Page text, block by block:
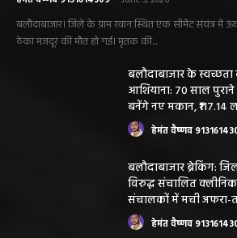
बलौदाबाजार। जिले के ग्राम रवान स्थित एक सीमेंट संयंत्र
ठेका मजदूर की मौत हो गई। मृतक की...
बलौदाबाजार के स्वच्छता
आशियाना: 70 साल
बनेंगे नए मकान, ₹117.14
हेमंत वैष्णव
बलौदाबाजार ब्रेकिंग:
विरुद्ध संचालित
संचालकों में मची अफरा-
हेमंत वैष्णव